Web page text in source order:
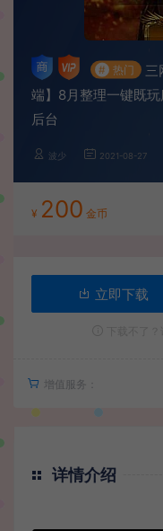
# 热门
三
端】8月整理一键既
后台
波少 2021-08-27
¥ 200 金币
立即下载
增值服务：
详情介绍